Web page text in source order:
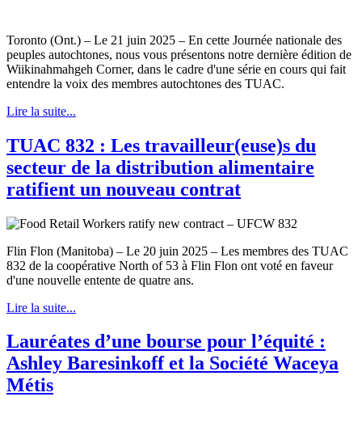
Toronto (Ont.) – Le 21 juin 2025 – En cette Journée nationale des
peuples autochtones, nous vous présentons notre dernière édition de
Wiikinahmahgeh Corner, dans le cadre d'une série en cours qui fait
entendre la voix des membres autochtones des TUAC.
Lire la suite...
TUAC 832 : Les travailleur(euse)s du
secteur de la distribution alimentaire
ratifient un nouveau contrat
Flin Flon (Manitoba) – Le 20 juin 2025 – Les membres des TUAC
832 de la coopérative North of 53 à Flin Flon ont voté en faveur
d'une nouvelle entente de quatre ans.
Lire la suite...
Lauréates d’une bourse pour l’équité :
Ashley Baresinkoff et la Société Waceya
Métis